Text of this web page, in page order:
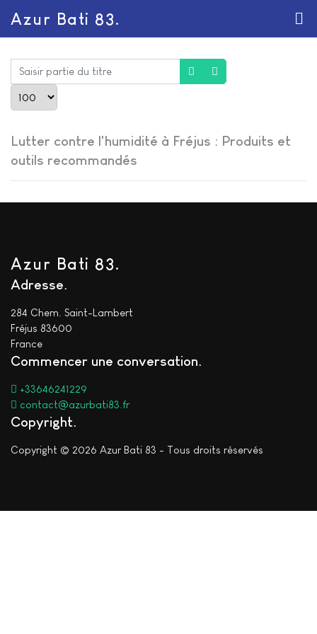
Azur Bati 83.
Saisir partie du titre
Lutter contre l'humidité à Fréjus : Produits et
outils recommandés
Azur Bati 83.
Adresse
284 Chem. Saint-Lambert
Fréjus 83600
France
Commencer une conversation
+33646241229
contact@azurbati83.fr
Copyright
Copyright © 2026 Azur Bati 83 - Tous droits réservés